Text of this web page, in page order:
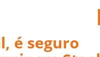
é seguro